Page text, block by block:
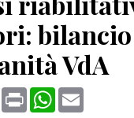
VdA
X Print WhatsApp